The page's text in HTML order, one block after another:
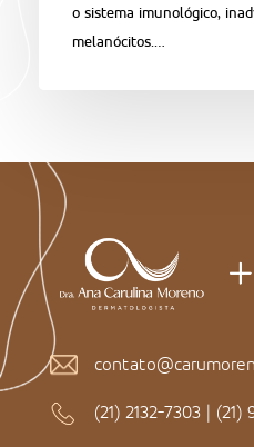
o sistema imunológico,
melanócitos.…
(21) 2132-7303 | (21)